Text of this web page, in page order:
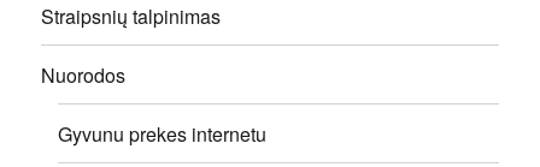
Straipsnių talpinimas
Nuorodos
Gyvunu prekes internetu